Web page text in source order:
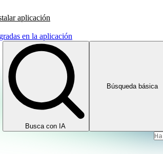
aplicación
en la aplicación
Busca con IA
Búsqueda básica